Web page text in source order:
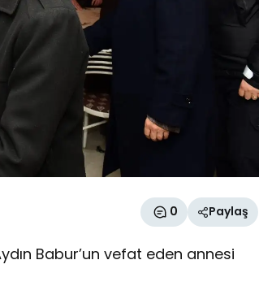
0 Paylaş
Babur’un vefat eden annesi